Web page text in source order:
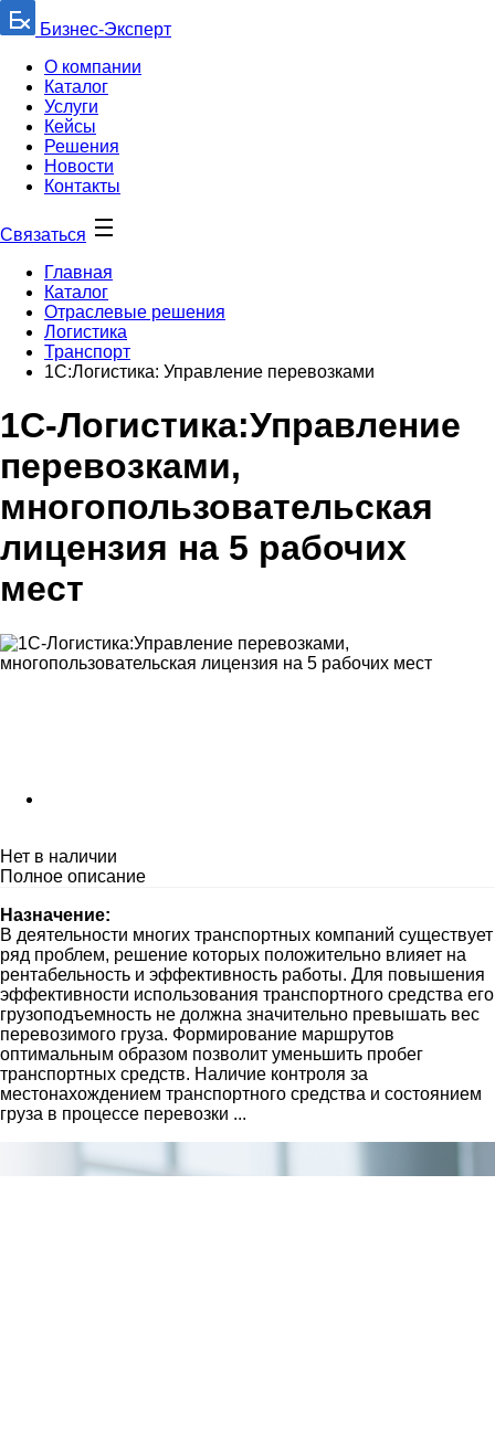
Бизнес-Эксперт
О компании
Каталог
Услуги
Кейсы
Решения
Новости
Контакты
Связаться
Главная
Каталог
Отраслевые решения
Логистика
Транспорт
1С:Логистика: Управление перевозками
1С-Логистика:Управление
перевозками,
многопользовательская
лицензия на 5 рабочих
мест
Нет в наличии
Полное описание
Назначение:
В деятельности многих транспортных компаний существует
ряд проблем, решение которых положительно влияет на
рентабельность и эффективность работы. Для повышения
эффективности использования транспортного средства его
грузоподъемность не должна значительно превышать вес
перевозимого груза. Формирование маршрутов
оптимальным образом позволит уменьшить пробег
транспортных средств. Наличие контроля за
местонахождением транспортного средства и состоянием
груза в процессе перевозки ...